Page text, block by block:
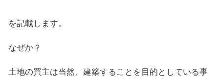
を記載します。
なぜか？
土地の買主は当然、建築することを目的としている事